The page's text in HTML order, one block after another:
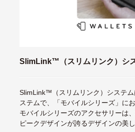
SlimLink™（スリムリンク）シ
SlimLink™（スリムリンク）システ
ステムで、「モバイルシリーズ」に
モバイルシリーズのアクセサリーは
ピークデザインが誇るデザインの美